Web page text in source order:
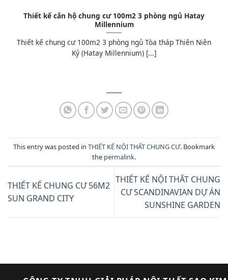
Thiết kế căn hộ chung cư 100m2 3 phòng ngủ Hatay
Millennium
Thiết kế chung cư 100m2 3 phòng ngủ Tòa tháp Thiên Niên
Kỷ (Hatay Millennium) [...]
This entry was posted in THIẾT KẾ NỘI THẤT CHUNG CƯ. Bookmark
the permalink.
THIẾT KẾ CHUNG CƯ 56M2
SUN GRAND CITY
THIẾT KẾ NỘI THẤT CHUNG
CƯ SCANDINAVIAN DỰ ÁN
SUNSHINE GARDEN